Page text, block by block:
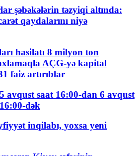
şəbəkələrin təzyiqi altında:
qaydalarını niyə
hasilatı 8 milyon ton
AÇG-yə kapital
faiz artırıblar
avqust saat 16:00-dan 6 avqust
dək
inqilabı, yoxsa yeni